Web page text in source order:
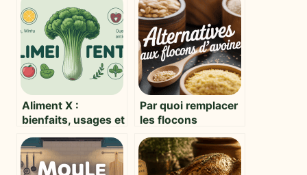
Aliment X :
bienfaits, usages et
impact sur votre
santé
Par quoi remplacer
les flocons
d’avoine : solutions
gourmandes et
adaptées à tous